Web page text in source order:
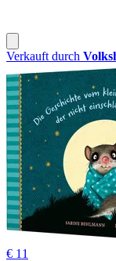
Verkauft durch
€ 11